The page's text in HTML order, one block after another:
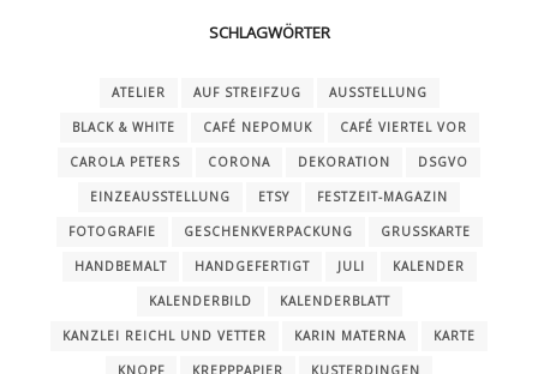
SCHLAGWÖRTER
ATELIER AUF STREIFZUG AUSSTELLUNG
BLACK & WHITE CAFÉ NEPOMUK CAFÉ VIERTEL VOR
CAROLA PETERS CORONA DEKORATION DSGVO
EINZEAUSSTELLUNG ETSY FESTZEIT-MAGAZIN
FOTOGRAFIE GESCHENKVERPACKUNG GRUSSKARTE
HANDBEMALT HANDGEFERTIGT JULI KALENDER
KALENDERBILD KALENDERBLATT
KANZLEI REICHL UND VETTER KARIN MATERNA KARTE
KNOPF KREPPPAPIER KUSTERDINGEN